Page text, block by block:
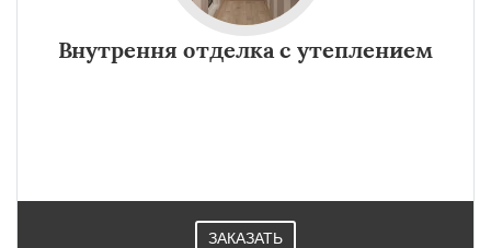
Внутрення отделка с утеплением
ЗАКАЗАТЬ